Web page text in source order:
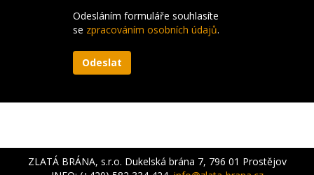
Odesláním formuláře souhlasíte
se zpracováním osobních údajů.
ZLATÁ BRÁNA, s.r.o. Dukelská brána 7, 796 01 Prostějov